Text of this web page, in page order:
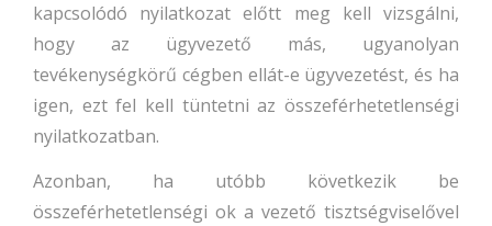
kapcsolódó nyilatkozat előtt meg kell vizsgálni,
hogy az ügyvezető más, ugyanolyan
tevékenységkörű cégben ellát-e ügyvezetést, és ha
igen, ezt fel kell tüntetni az összeférhetetlenségi
nyilatkozatban.
Azonban, ha utóbb következik be
összeférhetetlenségi ok a vezető tisztségviselővel